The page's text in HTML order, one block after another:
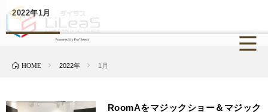
HOME 2022年 1月
2022年1月
RoomAをマジックショー＆マジック